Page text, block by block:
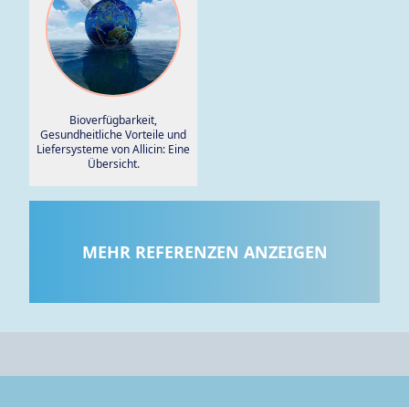
Bioverfügbarkeit,
Gesundheitliche Vorteile und
Liefersysteme von Allicin: Eine
Übersicht.
MEHR REFERENZEN ANZEIGEN